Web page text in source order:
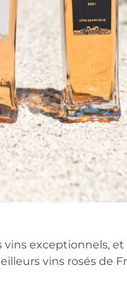
exceptionnels, et
vins rosés de